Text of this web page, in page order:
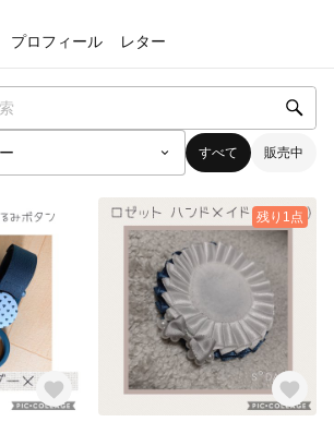
プロフィール レター
すべて 販売中
残り1点